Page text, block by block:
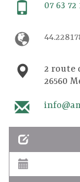
07 63 72
2 route
26560